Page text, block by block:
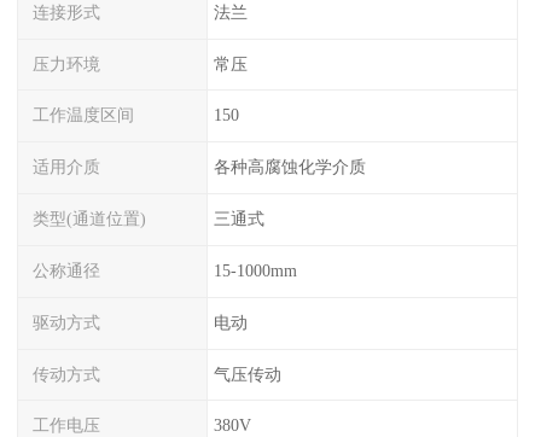
连接形式 法兰
压力环境 常压
工作温度区间 150
适用介质 各种高腐蚀化学介质
类型(通道位置) 三通式
公称通径 15-1000mm
驱动方式 电动
传动方式 气压传动
工作电压 380V